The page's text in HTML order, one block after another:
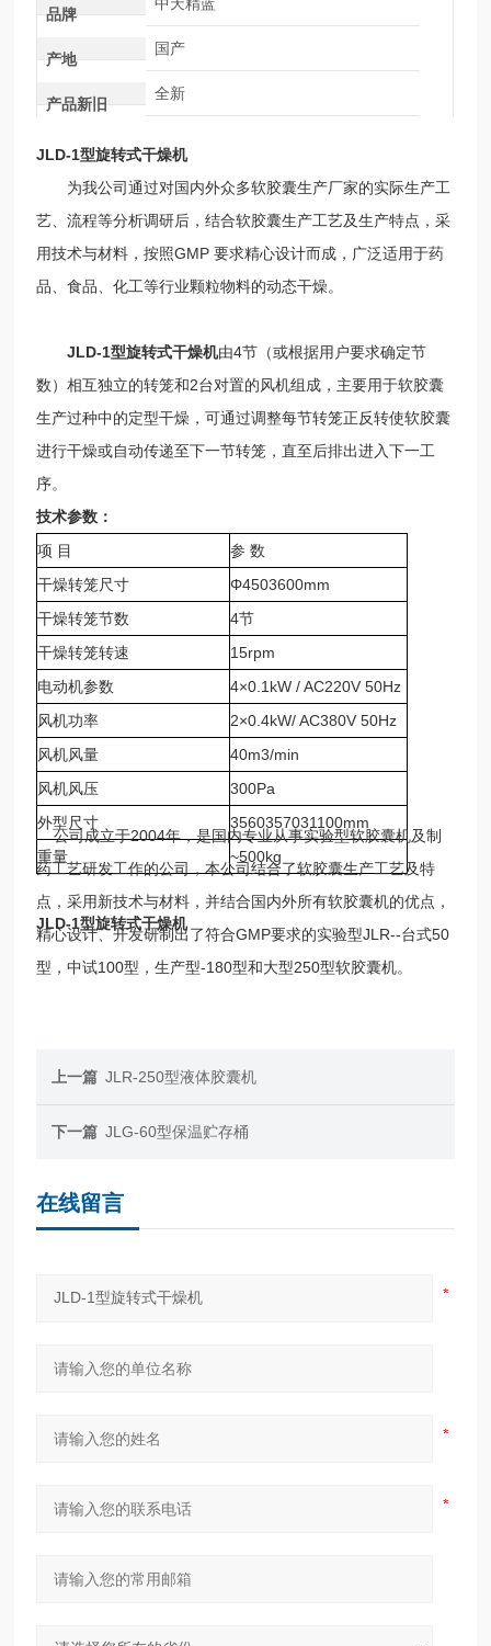
品牌
产地
国产
产品新旧
全新
JLD-1型旋转式干燥机
为我公司通过对国内外众多软胶囊生产厂家的实际生产工
艺、流程等分析调研后，结合软胶囊生产工艺及生产特点，采
用技术与材料，按照GMP 要求精心设计而成，广泛适用于药
品、食品、化工等行业颗粒物料的动态干燥。
JLD-1型旋转式干燥机由4节（或根据用户要求确定节
数）相互独立的转笼和2台对置的风机组成，主要用于软胶囊
生产过种中的定型干燥，可通过调整每节转笼正反转使软胶囊
进行干燥或自动传递至下一节转笼，直至后排出进入下一工
序。
技术参数：
项 目
参 数
干燥转笼尺寸
Φ4503600mm
干燥转笼节数
4节
干燥转笼转速
15rpm
电动机参数
4×0.1kW / AC220V 50Hz
风机功率
2×0.4kW/ AC380V 50Hz
风机风量
40m3/min
风机风压
300Pa
外型尺寸
3560357031100mm
重量
~500kg
JLD-1型旋转式干燥机
公司成立于2004年，是国内专业从事实验型软胶囊机及制
药工艺研发工作的公司，本公司结合了软胶囊生产工艺及特
点，采用新技术与材料，并结合国内外所有软胶囊机的优点，
精心设计、开发研制出了符合GMP要求的实验型JLR--台式50
型，中试100型，生产型-180型和大型250型软胶囊机。
上一篇 JLR-250型液体胶囊机
下一篇 JLG-60型保温贮存桶
在线留言